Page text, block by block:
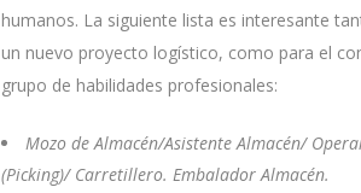
humanos. La siguiente lista es interesante
un nuevo proyecto logístico, como para el
grupo de habilidades profesionales:
Mozo de Almacén/Asistente Almacén/
(Picking)/ Carretillero. Embalador Almacén.